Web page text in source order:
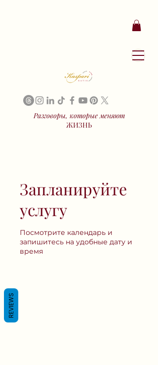
Разговоры, которые меняют
ЖИЗНЬ
Запланируйте
услугу
Посмотрите календарь и
запишитесь на удобные дату и
время
REVIEWS